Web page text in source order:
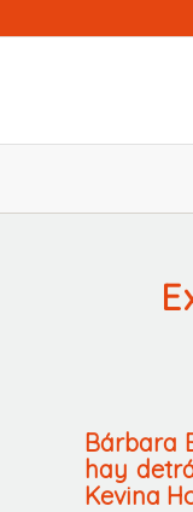
Bárbara
hay
Kevina